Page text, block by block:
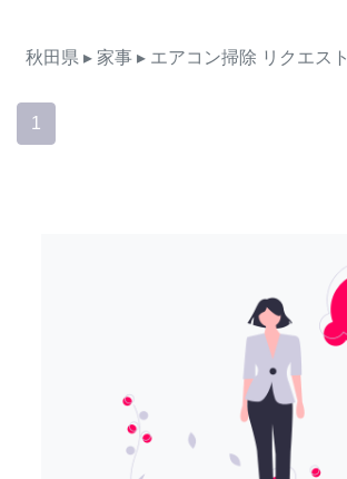
秋田県 ▸ 家事 ▸ エアコン掃除 リクエスト
1